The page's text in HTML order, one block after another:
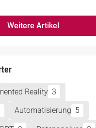
Weitere Artikel
Reality 3
Automatisierung 5